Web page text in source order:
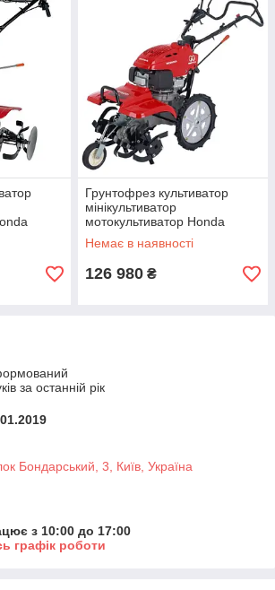
Грунтофрез культиватор
мінікультиватор
мотокультиватор Honda
(Хонда) FF500K2 ER
Немає в наявності
126 980 ₴
за останній рік
Бондарський, 3, Київ, Україна
з 10:00 до 17:00
графік роботи